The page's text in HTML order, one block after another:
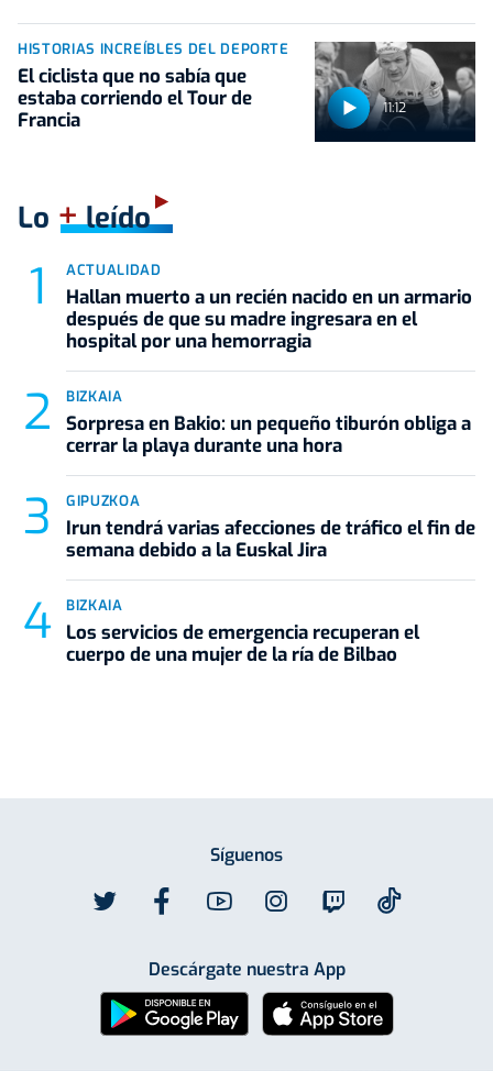
11:12
HISTORIAS INCREÍBLES DEL DEPORTE
El ciclista que no sabía que
estaba corriendo el Tour de
Francia
Lo +leído
ACTUALIDAD
Hallan muerto a un recién nacido en un armario
después de que su madre ingresara en el
hospital por una hemorragia
BIZKAIA
Sorpresa en Bakio: un pequeño tiburón obliga a
cerrar la playa durante una hora
GIPUZKOA
Irun tendrá varias afecciones de tráfico el fin de
semana debido a la Euskal Jira
BIZKAIA
Los servicios de emergencia recuperan el
cuerpo de una mujer de la ría de Bilbao
Síguenos
Descárgate nuestra App